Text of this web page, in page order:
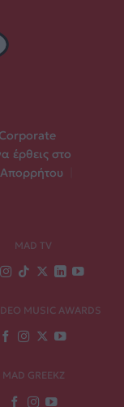
έρθεις στο
Απορρήτου
MAD TV
MUSIC AWARDS
MAD GREEKZ